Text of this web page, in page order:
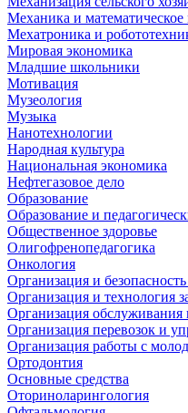
Механика и
Мехатроника и
Мировая экономика
Младшие школьники
Мотивация
Музеология
Музыка
Нанотехнологии
Народная культура
Национальная экономика
Нефтегазовое дело
Образование
Образование и
Общественное здоровье
Олигофренопедагогика
Онкология
Организация и
Организация и технология
Организация
Организация перевозок и
Организация работы с
Ортодонтия
Основные средства
Оториноларингология